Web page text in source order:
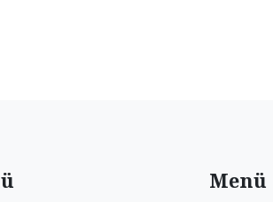
Menü